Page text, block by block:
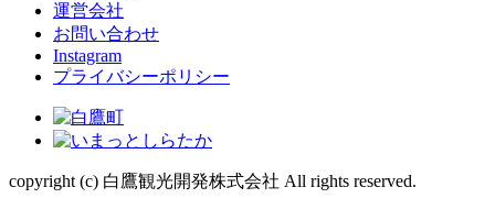
運営会社
お問い合わせ
Instagram
プライバシーポリシー
copyright (c) 白鷹観光開発株式会社 All rights reserved.